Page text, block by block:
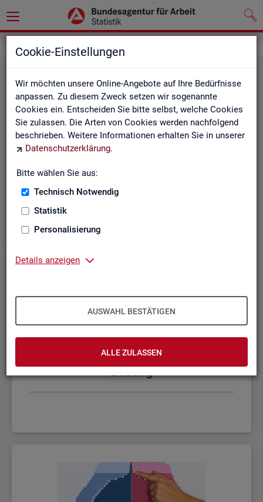
Cookie-Einstellungen
Wir möchten unsere Online-Angebote auf Ihre Bedürfnisse
anpassen. Zu diesem Zweck setzen wir sogenannte
Cookies ein. Entscheiden Sie bitte selbst, welche Cookies
Sie zulassen. Die Arten von Cookies werden nachfolgend
beschrieben. Weitere Informationen erhalten Sie in unserer
Datenschutzerklärung.
Bitte wählen Sie aus:
Technisch Notwendig
Statistik
Personalisierung
Details anzeigen
AUSWAHL BESTÄTIGEN
ALLE ZULASSEN
Bil­dung